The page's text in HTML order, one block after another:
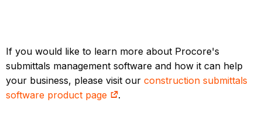
If you would like to learn more about Procore's
submittals management software and how it can help
your business, please visit ourconstruction submittals
software product page
.